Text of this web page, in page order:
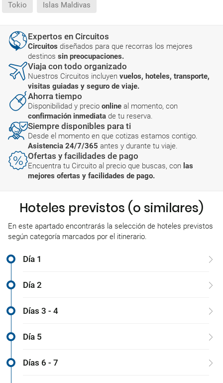
Tokio Islas Maldivas
Expertos en Circuitos
Circuitos diseñados para que recorras los mejores
destinos sin preocupaciones.
Viaja con todo organizado
Nuestros Circuitos incluyen vuelos, hoteles, transporte,
visitas guiadas y seguro de viaje.
Ahorra tiempo
Disponibilidad y precio online al momento, con
confirmación inmediata de tu reserva.
Siempre disponibles para ti
Desde el momento en que cotizas estamos contigo.
Asistencia 24/7/365 antes y durante tu viaje.
Ofertas y facilidades de pago
Encuentra tu Circuito al precio que buscas, con las
mejores ofertas y facilidades de pago.
Hoteles previstos (o similares)
En este apartado encontrarás la selección de hoteles previstos
según categoría marcados por el itinerario.
Día 1
Día 2
Días 3 - 4
Día 5
Días 6 - 7